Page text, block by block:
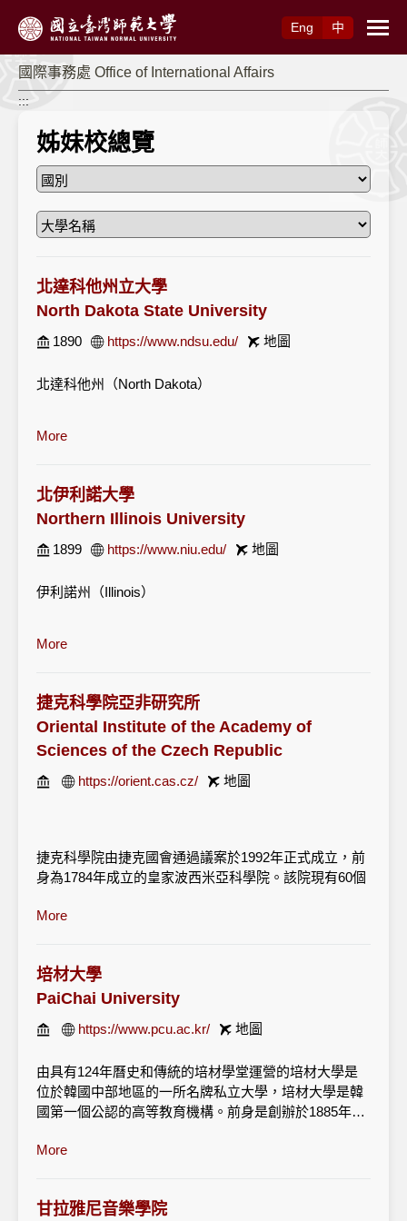
Eng
中
國際事務處 Office of International Affairs
:::
姊妹校總覽
北達科他州立大學
North Dakota State University
1890 https://www.ndsu.edu/ 地圖
北達科他州（North Dakota）
More
北伊利諾大學
Northern Illinois University
1899 https://www.niu.edu/ 地圖
伊利諾州（Illinois）
More
捷克科學院亞非研究所
Oriental Institute of the Academy of
Sciences of the Czech Republic
https://orient.cas.cz/ 地圖
捷克科學院由捷克國會通過議案於1992年正式成立，前
身為1784年成立的皇家波西米亞科學院。該院現有60個
的基本任務是對自然科學，社會科學，歷史，人文科學
育培訓。科學院與相關的應用研究機構和工業企業進行
合作，並與世界其它科研機構進行廣泛的交流與合作，
所，另外1/3由大學，政府的成員，或是一些知名學者組
成。科學院的執行機構是科學院委員會。這兩個機構的
代表每四年選舉一次。科學院的主要經費來源於政府預
劃撥預算。另一個經費來源是申請基金會的研究項目。
小項目和年輕學者，科學院外的研究人員也可申請。各
研究所還可通過參予外國和企業項目獲得資金。在人文
More
培材大學
PaiChai University
https://www.pcu.ac.kr/ 地圖
由具有124年曆史和傳統的培材學堂運營的培材大學是
位於韓國中部地區的一所名牌私立大學，培材大學是韓
國第一個公認的高等教育機構。前身是創辦於1885年的
化的優秀大學， 其研究生院在1999年被評為優秀研究生
技術為優秀的教學打下了良好的基礎。另外培材大學還
More
甘拉雅尼音樂學院